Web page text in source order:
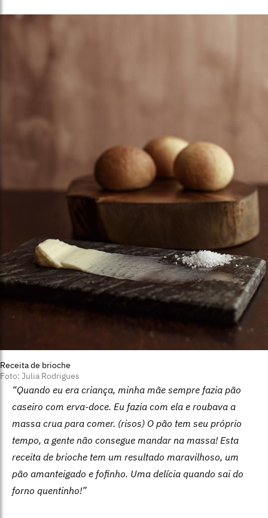
Receita de brioche
Foto: Julia Rodrigues
“Quando eu era criança, minha mãe sempre fazia pão
caseiro com erva-doce. Eu fazia com ela e roubava a
massa crua para comer. (risos) O pão tem seu próprio
tempo, a gente não consegue mandar na massa! Esta
receita de brioche tem um resultado maravilhoso, um
pão amanteigado e fofinho. Uma delícia quando sai do
forno quentinho!”